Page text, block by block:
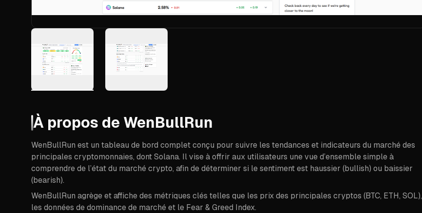
À propos de WenBullRun
WenBullRun est un tableau de bord complet conçu pour suivre les tendances et indicateurs du marché des
principales cryptomonnaies, dont Solana. Il vise à offrir aux utilisateurs une vue d’ensemble simple à
comprendre de l’état du marché crypto, afin de déterminer si le sentiment est haussier (bullish) ou baissier
(bearish).
WenBullRun agrège et affiche des métriques clés telles que les prix des principales cryptos (BTC, ETH, SOL),
les données de dominance de marché et le Fear & Greed Index.